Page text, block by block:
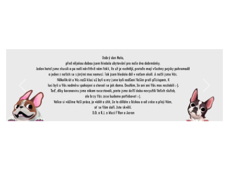
Předchozí